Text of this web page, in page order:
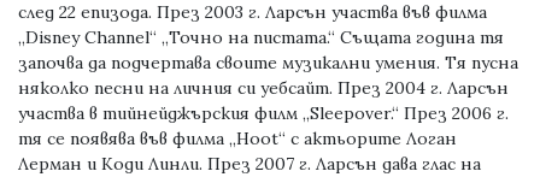
след 22 епизода. През 2003 г. Ларсън участва във филма
„Disney Channel“ „Точно на пистата.“ Същата година тя
започва да подчертава своите музикални умения. Тя пусна
няколко песни на личния си уебсайт. През 2004 г. Ларсън
участва в тийнейджърския филм „Sleepover.“ През 2006 г.
тя се появява във филма „Hoot“ с актьорите Логан
Лерман и Коди Линли. През 2007 г. Ларсън дава глас на